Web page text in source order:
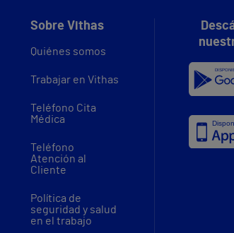
Sobre Vithas
Quiénes somos
Trabajar en Vithas
Teléfono Cita
Médica
Teléfono
Atención al
Cliente
Política de
seguridad y salud
en el trabajo